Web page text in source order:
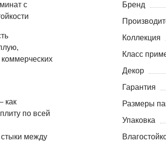
с
как
по всей
между
Бренд
Коллекция
Класс
Декор
Гарантия
Размеры
Упаковка